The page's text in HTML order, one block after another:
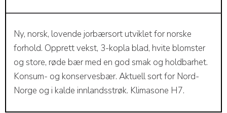
Ny, norsk, lovende jorbærsort utviklet for norske
forhold. Opprett vekst, 3-kopla blad, hvite blomster
og store, røde bær med en god smak og holdbarhet.
Konsum- og konservesbær. Aktuell sort for Nord-
Norge og i kalde innlandsstrøk. Klimasone H7.